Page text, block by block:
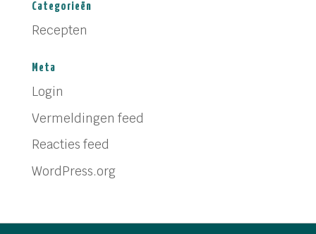
Categorieën
Recepten
Meta
Login
Vermeldingen feed
Reacties feed
WordPress.org